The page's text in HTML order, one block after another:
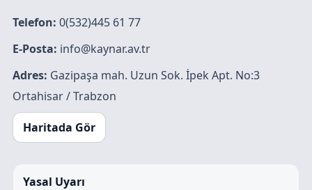
Telefon: 0(532)445 61 77
E-Posta: info@kaynar.av.tr
Adres: Gazipaşa mah. Uzun Sok. İpek Apt. No:3
Ortahisar / Trabzon
Haritada Gör
Yasal Uyarı